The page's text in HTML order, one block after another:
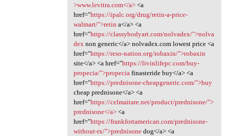
>www.levitra.com</a><a
href="https://ipalc.org/drug/retin-a-price-
walmart/">retin a</a> <a
href="https://classybodyart.com/nolvadex/">nolva
dexnon generic</a> nolvadex.com lowest price <a
href="https://reso-nation.org/robaxin/">robaxin
site</a> <a href="https://livinlifepc.com/buy-
propecia/">propeciafinasteride buy</a> <a
href="https://prednisone-cheapgeneric.com/">buy
cheap prednisone</a> <a
href="https://celmaitare.net/product/prednisone/">
prednisone</a><a
href="https://frankfortamerican.com/prednisone-
without-rx/">prednisonedog</a> <a